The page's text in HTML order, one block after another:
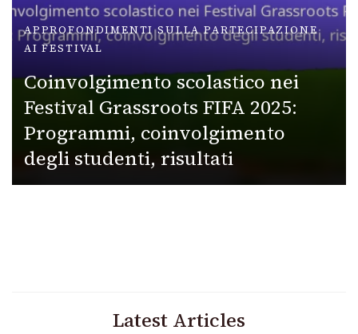
APPROFONDIMENTI SULLA PARTECIPAZIONE
AI FESTIVAL
Coinvolgimento scolastico nei
Festival Grassroots FIFA 2025:
Programmi, coinvolgimento
degli studenti, risultati
Latest Articles